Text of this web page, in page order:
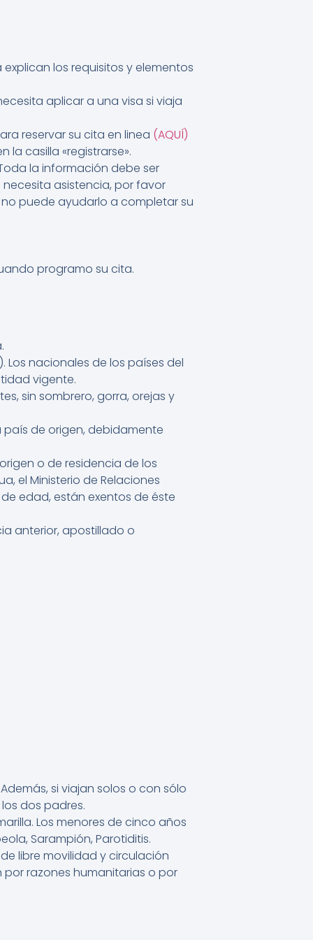
los requisitos y elementos
aplicar a una visa si viaja
reservar su cita en linea (AQUÍ)
casilla «registrarse».
la información debe ser
asistencia, por favor
puede ayudarlo a completar su
programo su cita.
nacionales de los países del
vigente.
sin sombrero, gorra, orejas y
de origen, debidamente
o de residencia de los
el Ministerio de Relaciones
edad, están exentos de éste
anterior, apostillado o
si viajan solos o con sólo
dos padres.
Los menores de cinco años
Sarampión, Parotiditis.
libre movilidad y circulación
razones humanitarias o por